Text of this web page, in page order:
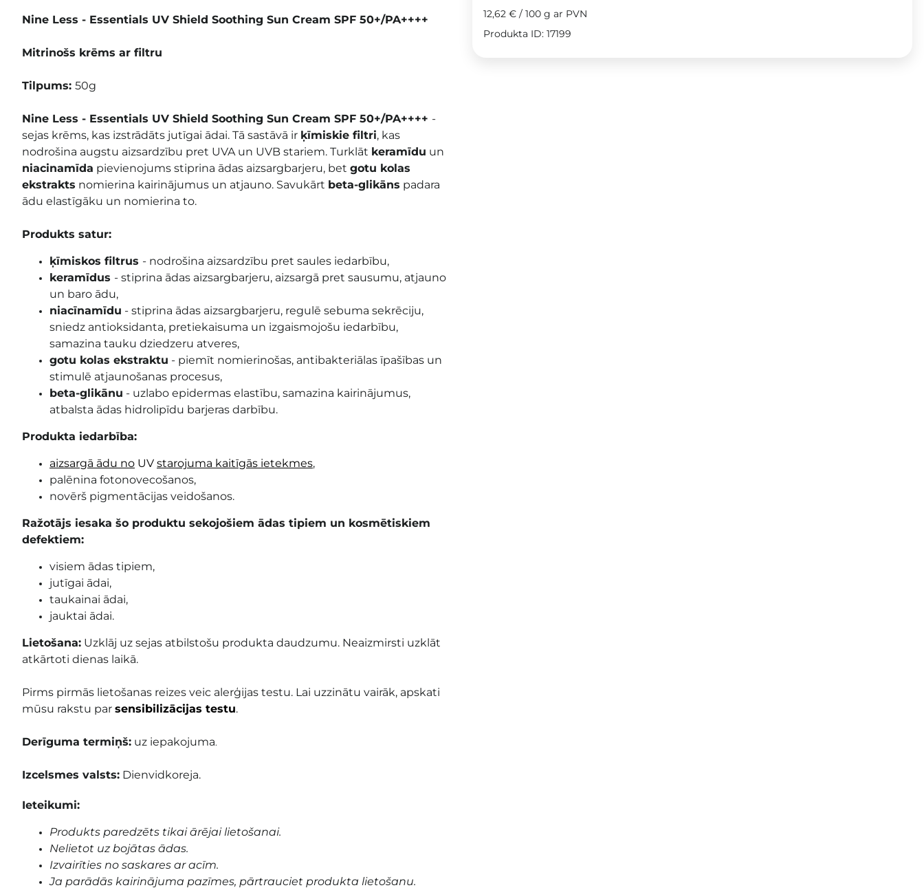
Nine Less - Essentials UV Shield Soothing Sun Cream SPF 50+/PA++++
Mitrinošs krēms ar filtru
Tilpums: 50g
Nine Less - Essentials UV Shield Soothing Sun Cream SPF 50+/PA++++ -
sejas krēms, kas izstrādāts jutīgai ādai. Tā sastāvā ir ķīmiskie filtri, kas
nodrošina augstu aizsardzību pret UVA un UVB stariem. Turklāt keramīdu un
niacinamīda pievienojums stiprina ādas aizsargbarjeru, bet gotu kolas
ekstrakts nomierina kairinājumus un atjauno. Savukārt beta-glikāns padara
ādu elastīgāku un nomierina to.
Produkts satur:
ķīmiskos filtrus - nodrošina aizsardzību pret saules iedarbību,
keramīdus - stiprina ādas aizsargbarjeru, aizsargā pret sausumu, atjauno
un baro ādu,
niacīnamīdu - stiprina ādas aizsargbarjeru, regulē sebuma sekrēciju,
sniedz antioksidanta, pretiekaisuma un izgaismojošu iedarbību,
samazina tauku dziedzeru atveres,
gotu kolas ekstraktu - piemīt nomierinošas, antibakteriālas īpašības un
stimulē atjaunošanas procesus,
beta-glikānu - uzlabo epidermas elastību, samazina kairinājumus,
atbalsta ādas hidrolipīdu barjeras darbību.
Produkta iedarbība:
aizsargā ādu no UV starojuma kaitīgās ietekmes,
palēnina fotonovecošanos,
novērš pigmentācijas veidošanos.
Ražotājs iesaka šo produktu sekojošiem ādas tipiem un kosmētiskiem
defektiem:
visiem ādas tipiem,
jutīgai ādai,
taukainai ādai,
jauktai ādai.
Lietošana: Uzklāj uz sejas atbilstošu produkta daudzumu. Neaizmirsti uzklāt
atkārtoti dienas laikā.
Pirms pirmās lietošanas reizes veic alerģijas testu. Lai uzzinātu vairāk, apskati
mūsu rakstu par sensibilizācijas testu.
Derīguma termiņš: uz iepakojuma.
Izcelsmes valsts: Dienvidkoreja.
Ieteikumi:
Produkts paredzēts tikai ārējai lietošanai.
Nelietot uz bojātas ādas.
Izvairīties no saskares ar acīm.
Ja parādās kairinājuma pazīmes, pārtrauciet produkta lietošanu.
12,62 € / 100 g ar PVN
Produkta ID: 17199